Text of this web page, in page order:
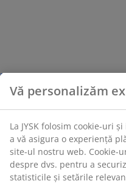
Vă personalizăm
La JYSK folosim cookie-uri
a vă asigura o experiență
site-ul nostru web. Cookie-
despre dvs. pentru a
statisticile și setările